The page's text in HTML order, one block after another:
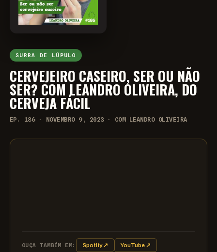
SURRA DE LÚPULO
CERVEJEIRO CASEIRO, SER OU NÃO
SER? COM LEANDRO OLIVEIRA, DO
CERVEJA FÁCIL
EP. 186 · NOVEMBRO 9, 2023 · COM LEANDRO OLIVEIRA
OUÇA TAMBÉM EM: Spotify ↗ YouTube ↗